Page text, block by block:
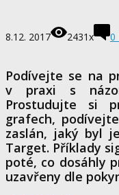
8.12. 2017 2431x 0
Podívejte se na
v praxi s
Prostudujte si
grafech,
zaslán, jaký byl
Target. Příklady
poté, co dosáhly
uzavřeny dle